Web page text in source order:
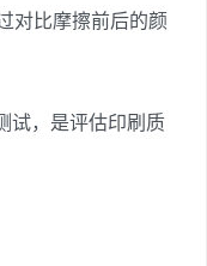
对比摩擦前后的颜
试，是评估印刷质